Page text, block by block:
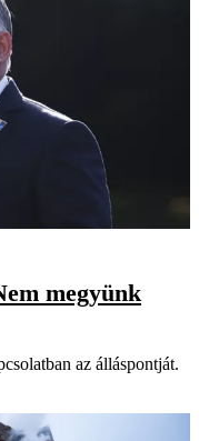
megyünk
az álláspontját.